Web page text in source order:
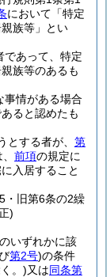
において「特定
族等」とい
であって、特定
族等のあるも
事情がある場合
ると認めたも
する者が、 第
前項の規定に
入居すること
・旧第6条の2繰
)
のいずれかに該
第2号)の条件
。)又は同条第